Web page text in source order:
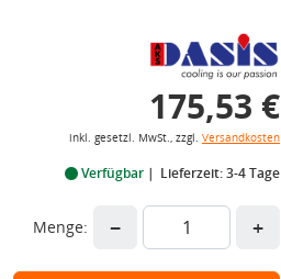
175,53 €
inkl. gesetzl. MwSt., zzgl. Versandkosten
Verfügbar Lieferzeit: 3-4 Tage
Menge: − +